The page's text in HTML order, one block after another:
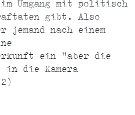
Umgang mit politisch
gibt. Also
nach einem
ein "aber die
in die Kamera